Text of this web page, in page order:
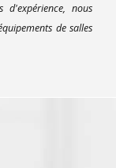
d'expérience, nous
de salles